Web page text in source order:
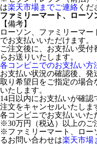
は楽天市場までご連絡 くだ
ファミリーマート、ローソ
【備考】
ローソン、ファミリーマ
でお支払いいただけます。
ご注文後に、お支払い受
らお送りいたします。
各コンビニでのお支払い方
お支払い状況の確認後、
取り希望日をご指定の場合
いたします。
14日以内にお支払いが確
注文をキャンセルいたしま
各コンビニでお支払いいた
※30万円（税込）以上のご
※ファミリーマート、ロー
るお問い合わせは楽天市場